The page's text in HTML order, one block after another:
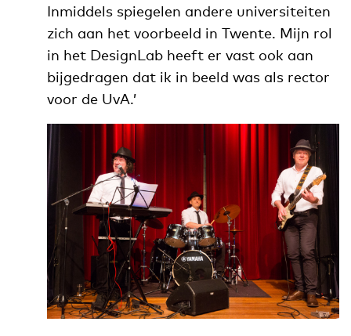
Inmiddels spiegelen andere universiteiten
zich aan het voorbeeld in Twente. Mijn rol
in het DesignLab heeft er vast ook aan
bijgedragen dat ik in beeld was als rector
voor de UvA.’